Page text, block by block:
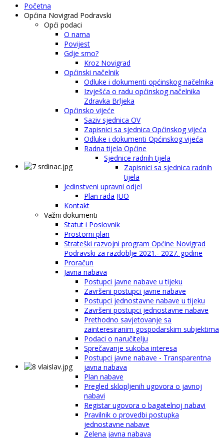
Početna
Općina Novigrad Podravski
Opći podaci
O nama
Povijest
Gdje smo?
Kroz Novigrad
Općinski načelnik
Odluke i dokumenti općinskog načelnika
Izvješća o radu općinskog načelnika
Zdravka Brljeka
Općinsko vijeće
Saziv sjednica OV
Zapisnici sa sjednica Općinskog vijeća
Odluke i dokumenti Općinskog vijeća
Radna tijela Općine
Sjednice radnih tijela
Zapisnici sa sjednica radnih
tijela
Jedinstveni upravni odjel
Plan rada JUO
Kontakt
Važni dokumenti
Statut i Poslovnik
Prostorni plan
Strateški razvojni program Općine Novigrad
Podravski za razdoblje 2021.- 2027. godine
Proračun
Javna nabava
Postupci javne nabave u tijeku
Završeni postupci javne nabave
Postupci jednostavne nabave u tijeku
Završeni postupci jednostavne nabave
Prethodno savjetovanje sa
zainteresiranim gospodarskim subjektima
Podaci o naručitelju
Sprečavanje sukoba interesa
Postupci javne nabave - Transparentna
javna nabava
Plan nabave
Pregled sklopljenih ugovora o javnoj
nabavi
Registar ugovora o bagatelnoj nabavi
Pravilnik o provedbi postupka
jednostavne nabave
Zelena javna nabava